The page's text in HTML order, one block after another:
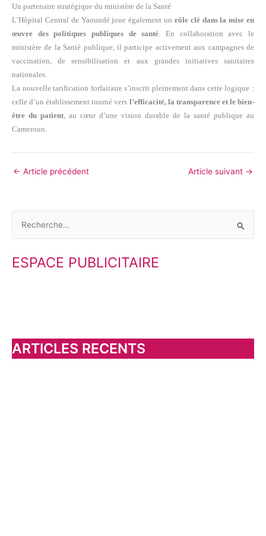
Un partenaire stratégique du ministère de la Santé
L’Hôpital Central de Yaoundé joue également un rôle clé dans la mise en
œuvre des politiques publiques de santé. En collaboration avec le
ministère de la Santé publique, il participe activement aux campagnes de
vaccination, de sensibilisation et aux grandes initiatives sanitaires
nationales.
La nouvelle tarification forfaitaire s’inscrit pleinement dans cette logique :
celle d’un établissement tourné vers l’efficacité, la transparence et le bien-
être du patient, au cœur d’une vision durable de la santé publique au
Cameroun.
← Article précédent Article suivant →
c
h
e
ESPACE PUBLICITAIRE
ARTICLES RECENTS